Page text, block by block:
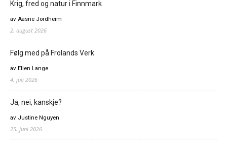
Krig, fred og natur i Finnmark
av Aasne Jordheim
2. august 2026
Følg med på Frolands Verk
av Ellen Lange
4. juli 2026
Ja, nei, kanskje?
av Justine Nguyen
25. juni 2026